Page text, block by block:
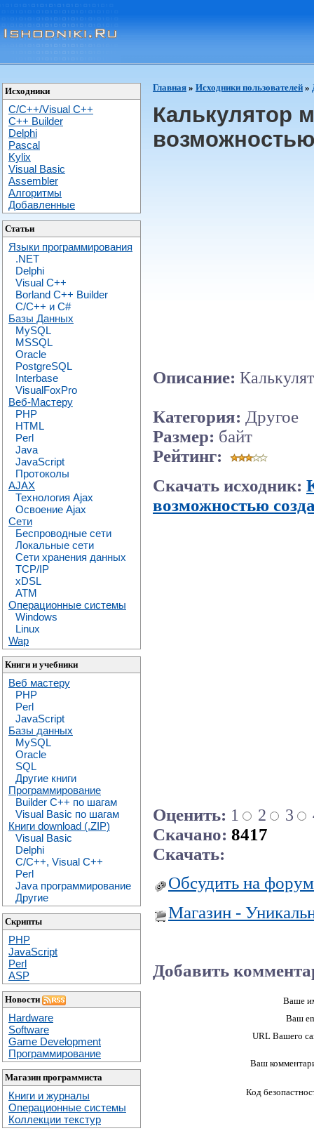
Исходники
C/C++/Visual C++
С++ Builder
Delphi
Pascal
Kylix
Visual Basic
Assembler
Алгоритмы
Добавленные
Статьи
Языки программирования
.NET
Delphi
Visual C++
Borland C++ Builder
C/С++ и C#
Базы Данных
MySQL
MSSQL
Oracle
PostgreSQL
Interbase
VisualFoxPro
Веб-Мастеру
PHP
HTML
Perl
Java
JavaScript
Протоколы
AJAX
Технология Ajax
Освоение Ajax
Сети
Беспроводные сети
Локальные сети
Сети хранения данных
TCP/IP
xDSL
ATM
Операционные системы
Windows
Linux
Wap
Книги и учебники
Веб мастеру
PHP
Perl
JavaScript
Базы данных
MySQL
Oracle
SQL
Другие книги
Программирование
Builder C++ по шагам
Visual Basic по шагам
Книги download (.ZIP)
Visual Basic
Delphi
C/C++, Visual C++
Perl
Java программирование
Другие
Скрипты
PHP
JavaScript
Perl
ASP
Новости
Hardware
Software
Game Development
Программирование
Магазин программиста
Книги и журналы
Операционные системы
Коллекции текстур
Главная » Исходники пользователей »
Калькулятор
Описание:
Категория: Другое
Размер: байт
Рейтинг:
Скачать исходник:
возможностью
Оценить: 1 2 3
Скачано: 8417
Скачать:
Обсудить на
Магазин -
Добавить
Ваше
Ваш
URL Вашего
Ваш
Код